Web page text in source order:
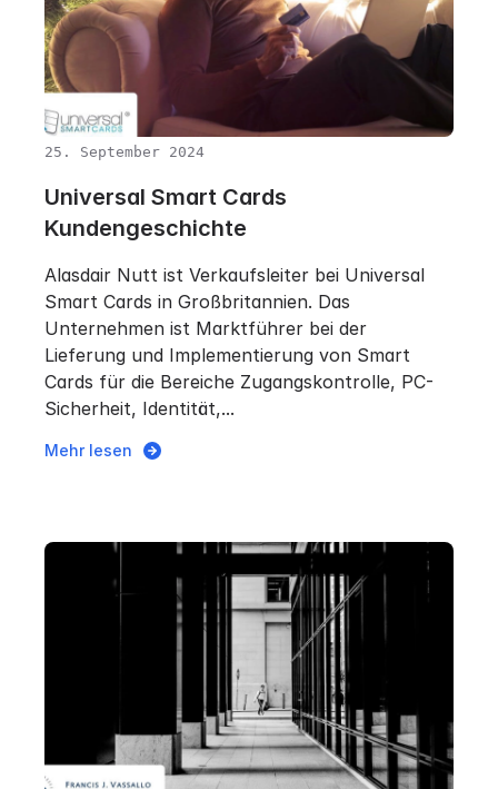
25. September 2024
Universal Smart Cards
Kundengeschichte
Alasdair Nutt ist Verkaufsleiter bei Universal
Smart Cards in Großbritannien. Das
Unternehmen ist Marktführer bei der
Lieferung und Implementierung von Smart
Cards für die Bereiche Zugangskontrolle, PC-
Sicherheit, Identität,...
Mehr lesen